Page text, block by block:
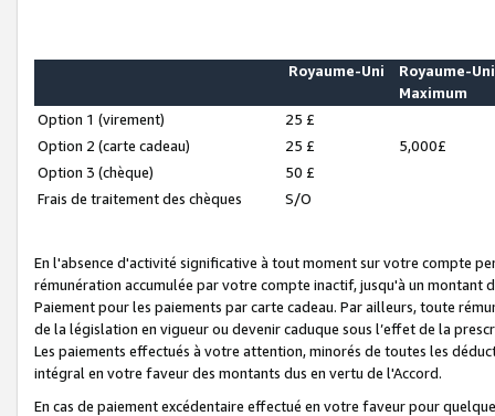
Royaume-Uni
Royaume-Uni
Maximum
Option 1 (virement)
25 £
Option 2 (carte cadeau)
25 £
5,000£
Option 3 (chèque)
50 £
Frais de traitement des chèques
S/O
En l'absence d'activité significative à tout moment sur votre compte
rémunération accumulée par votre compte inactif, jusqu'à un montant
Paiement pour les paiements par carte cadeau. Par ailleurs, toute
de la législation en vigueur ou devenir caduque sous l’effet de la
Les paiements effectués à votre attention, minorés de toutes les
intégral en votre faveur des montants dus en vertu de l'Accord.
En cas de paiement excédentaire effectué en votre faveur pour